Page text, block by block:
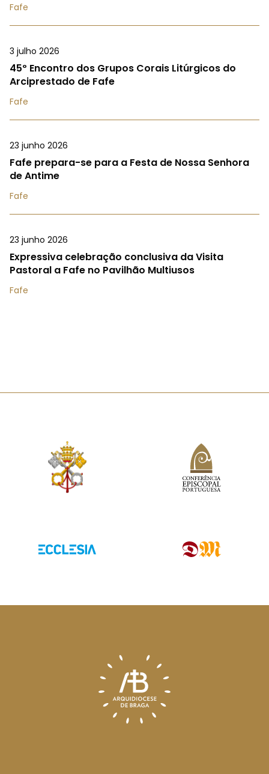
Fafe
3 julho 2026
45º Encontro dos Grupos Corais Litúrgicos do
Arciprestado de Fafe
Fafe
23 junho 2026
Fafe prepara-se para a Festa de Nossa Senhora
de Antime
Fafe
23 junho 2026
Expressiva celebração conclusiva da Visita
Pastoral a Fafe no Pavilhão Multiusos
Fafe